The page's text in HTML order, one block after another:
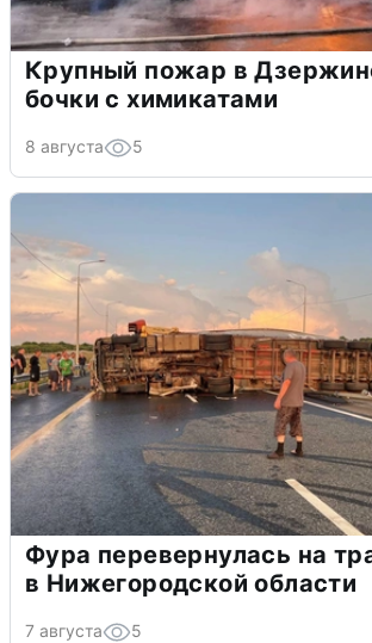
Крупный пожар в
бочки с химикатами
8 августа 5
Фура перевернулась на
в Нижегородской области
7 августа 5